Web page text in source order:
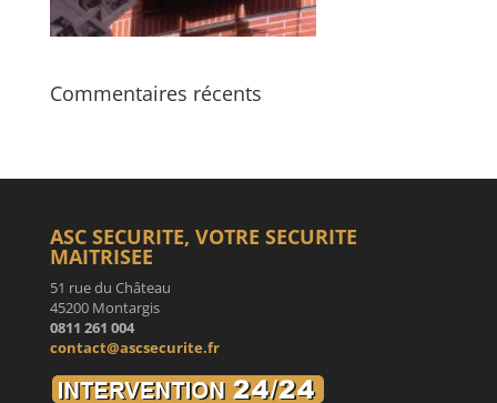
Commentaires récents
ASC SECURITE, VOTRE SECURITE
MAITRISEE
51 rue du Château
45200 Montargis
0811 261 004
contact@ascsecurite.fr